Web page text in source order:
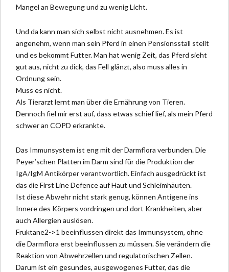
Mangel an Bewegung und zu wenig Licht.
Und da kann man sich selbst nicht ausnehmen. Es ist
angenehm, wenn man sein Pferd in einen Pensionsstall stellt
und es bekommt Futter. Man hat wenig Zeit, das Pferd sieht
gut aus, nicht zu dick, das Fell glänzt, also muss alles in
Ordnung sein.
Muss es nicht.
Als Tierarzt lernt man über die Ernährung von Tieren.
Dennoch fiel mir erst auf, dass etwas schief lief, als mein Pferd
schwer an COPD erkrankte.
Das Immunsystem ist eng mit der Darmflora verbunden. Die
Peyer’schen Platten im Darm sind für die Produktion der
IgA/IgM Antikörper verantwortlich. Einfach ausgedrückt ist
das die First Line Defence auf Haut und Schleimhäuten.
Ist diese Abwehr nicht stark genug, können Antigene ins
Innere des Körpers vordringen und dort Krankheiten, aber
auch Allergien auslösen.
Fruktane2->1 beeinflussen direkt das Immunsystem, ohne
die Darmflora erst beeinflussen zu müssen. Sie verändern die
Reaktion von Abwehrzellen und regulatorischen Zellen.
Darum ist ein gesundes, ausgewogenes Futter, das die